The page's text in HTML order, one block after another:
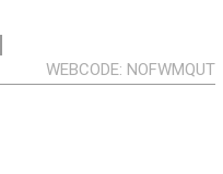
WEBCODE NOFWMQUT